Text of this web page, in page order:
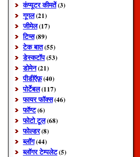
कंप्यूटर कीमतें(3)
गूगल(21)
जीमेल(17)
टिप्स(89)
टेक बात(55)
डेस्कटॉप(53)
डोमेन(21)
पीडीऍफ़(40)
पोर्टेबल(117)
फायर फॉक्स(46)
फॉण्ट(6)
फोटो टूल(68)
फोल्डर(8)
ब्लॉग(44)
ब्लॉगर टेम्पलेट(5)